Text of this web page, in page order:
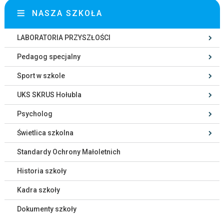
NASZA SZKOŁA
LABORATORIA PRZYSZŁOŚCI
Pedagog specjalny
Sport w szkole
UKS SKRUS Hołubla
Psycholog
Świetlica szkolna
Standardy Ochrony Małoletnich
Historia szkoły
Kadra szkoły
Dokumenty szkoły